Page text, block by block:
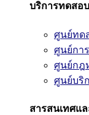
บริการทดสอ
ศูนย์ทด
ศูนย์กา
ศูนย์กฎ
ศูนย์บริ
สารสนเทศแ